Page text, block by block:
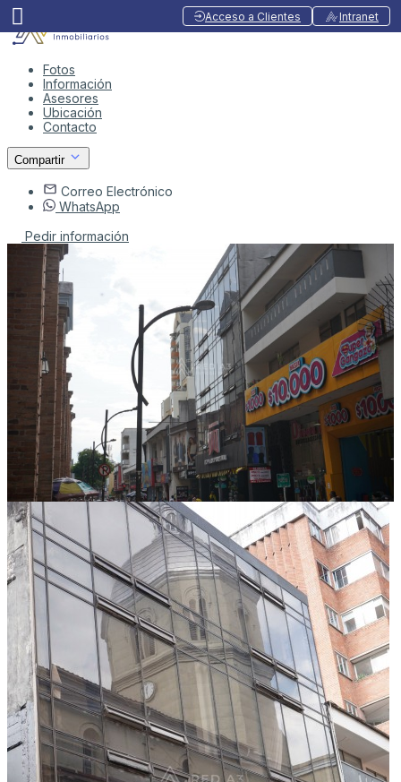
Acceso a Clientes Intranet
Fotos
Información
Asesores
Ubicación
Contacto
Compartir
Correo Electrónico
WhatsApp
Pedir información